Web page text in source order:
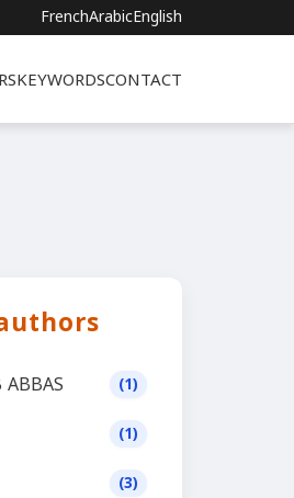
FrenchArabicEnglish
KEYWORDSCONTACT
(1)
(1)
(3)